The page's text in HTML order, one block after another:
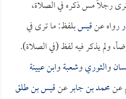
رجلاً مس ذكره في الصلاة،
رواه عنقيسبلفظ: ما ترى في
ولم يذكر فيه لفظ (في الصلاة).
والثوريوشعبةوابن عيينة
عنمحمد بن جابرعنقيس بن طلق